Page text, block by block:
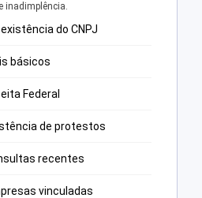
inadimplência.
do CNPJ
básicos
Federal
de protestos
recentes
vinculadas